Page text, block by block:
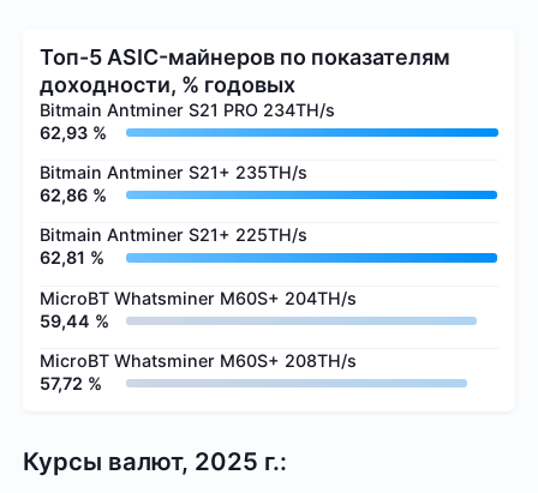
Топ-5 ASIC-майнеров по показателям
доходности, % годовых
Bitmain Antminer S21 PRO 234TH/s
62,93 %
Bitmain Antminer S21+ 235TH/s
62,86 %
Bitmain Antminer S21+ 225TH/s
62,81 %
MicroBT Whatsminer M60S+ 204TH/s
59,44 %
MicroBT Whatsminer M60S+ 208TH/s
57,72 %
Курсы валют, 2025 г.: